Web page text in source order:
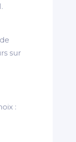
sur
: